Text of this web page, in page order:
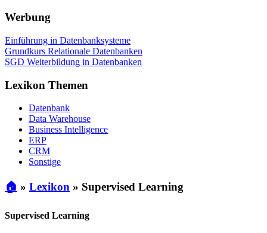
Werbung
Einführung in Datenbanksysteme
Grundkurs Relationale Datenbanken
SGD Weiterbildung in Datenbanken
Lexikon Themen
Datenbank
Data Warehouse
Business Intelligence
ERP
CRM
Sonstige
🏠 » Lexikon » Supervised Learning
Supervised Learning